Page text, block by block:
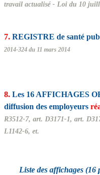
travail actualisé - Loi du 10
7. REGISTRE de santé
2014-324 du 11 mars 2014
8. Les 16 AFFICHAGES
diffusion des employeurs
R3512-7, art. D3171-1, art.
L1142-6, et.
Liste des affichages (16